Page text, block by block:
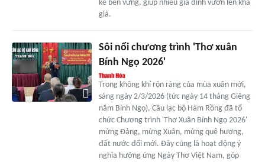
kế bền vững, giúp nhiều gia đình vươn lên khá
giả.
Sôi nổi chương trình 'Thơ xuân
Bính Ngọ 2026'
Trong không khí rộn ràng của mùa xuân mới,
sáng ngày 2/3/2026 (tức ngày 14 tháng Giêng
năm Bính Ngọ), Câu lạc bộ Hàm Rồng đã tổ
chức Chương trình 'Thơ Xuân Bính Ngọ 2026'
mừng Đảng, mừng Xuân, mừng quê hương,
đất nước đổi mới. Đây cũng là hoạt động ý
nghĩa hưởng ứng Ngày Thơ Việt Nam, góp